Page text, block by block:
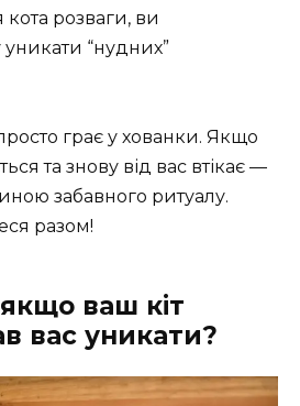
розваги, ви
“нудних”
грає у хованки. Якщо
та знову від вас втікає —
забавного ритуалу.
разом!
ваш кіт
вас уникати?